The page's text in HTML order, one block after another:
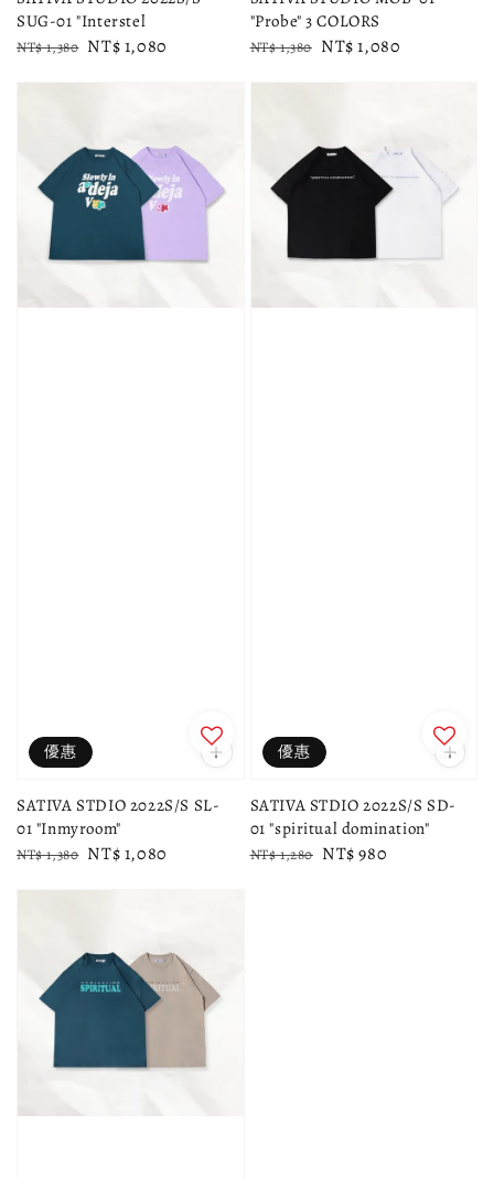
SUG-01 "Interstel
Regular
NT$ 1,380 Sale
NT$ 1,080
"Probe" 3 COLORS
Regular
NT$ 1,380 Sale
NT$ 1,080
優惠
SATIVA STDIO 2022S/S SL-
01 "Inmyroom"
Regular
NT$ 1,380 Sale
NT$ 1,080
優惠
SATIVA STDIO 2022S/S SD-
01 "spiritual domination"
Regular
NT$ 1,280 Sale
NT$ 980